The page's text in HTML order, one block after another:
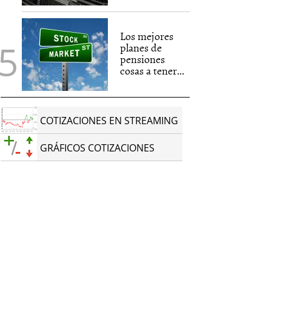
Los mejores
planes de
pensiones
cosas a tener...
COTIZACIONES EN STREAMING
GRÁFICOS COTIZACIONES